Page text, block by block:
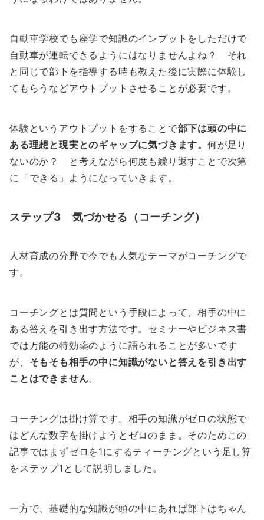
自動車学校でも座学で知識のインプットをしただけで
自動車が運転できるようにはなりませんよね？ それ
と同じで部下を指導する時も教えた後に実際に体験し
てもらうなどアウトプットさせることが必要です。
体験というアウトプットをすることで部下は頭の中に
ある理想と現実とのギャップに気づきます。 何が足り
ないのか？ と考えながら何度も繰り返すことで次第
に「できる」ようになっていきます。
ステップ3 気づかせる（コーチング）
人材育成の分野で今でも人気なテーマがコーチングで
す。
コーチングとは質問という手段によって、相手の中に
ある答えを引き出す方法です。セミナーやビジネス書
では万能の特効薬のように語られることが多いです
が、 そもそも相手の中に知識がないと答えを引き出す
ことはできません。
コーチングは掛け算です。相手の知識がゼロの状態で
はどんな数字を掛けようとゼロのまま。そのためこの
記事ではまずゼロを1にするティーチングという足し算
をステップ1として説明しました。
一方で、基礎的な知識が頭の中にあれば部下はちゃん